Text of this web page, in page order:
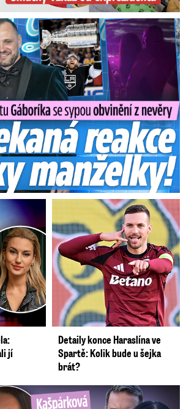
obvinění z nevěry: Reakce manželky!
jí
Detaily konce Haraslína ve
Spartě: Kolik bude u šejka
brát?
svého ex Radka: Kopie z Wishe!